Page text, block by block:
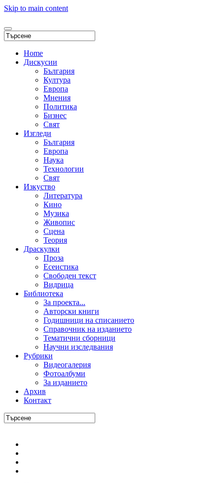
Skip to main content
Home
Дискусии
България
Култура
Европа
Мнения
Политика
Бизнес
Свят
Изгледи
България
Европа
Наука
Технологии
Свят
Изкуство
Литература
Кино
Музика
Живопис
Сцена
Теория
Драскулки
Проза
Есеистика
Свободен текст
Видрица
Библиотека
За проекта...
Авторски книги
Годишници на списанието
Справочник на изданието
Тематични сборници
Научни изследвания
Рубрики
Видеогалерия
Фотоалбуми
За изданието
Архив
Контакт